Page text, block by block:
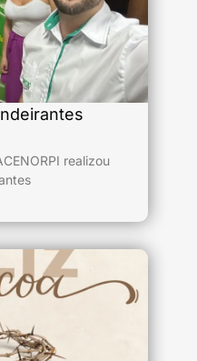
realizou